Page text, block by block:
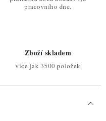
pracovního dne.
Zboží skladem
více jak 3500 položek